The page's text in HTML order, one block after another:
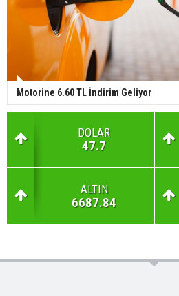
Motorine 6.60 TL İndirim Geliyor
DOLAR
47.7
ALTIN
6687.84